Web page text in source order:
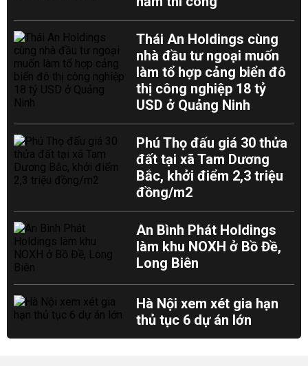
Thái An Holdings cùng
nhà đầu tư ngoại muốn
làm tổ hợp cảng biển đô
thị công nghiệp 18 tỷ
USD ở Quảng Ninh
Phú Thọ đấu giá 30 thửa
đất tại xã Tam Dương
Bắc, khởi điểm 2,3 triệu
đồng/m2
An Bình Phát Holdings
làm khu NOXH ở Bồ Đề,
Long Biên
Hà Nội xem xét gia hạn
thủ tục 6 dự án lớn